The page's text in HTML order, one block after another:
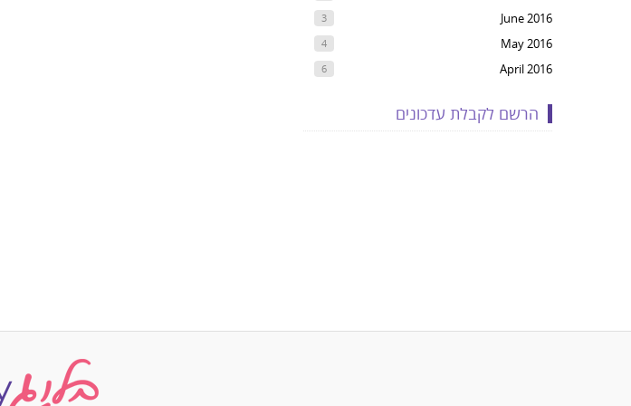
June 2016
3
May 2016
4
April 2016
6
הרשם לקבלת עדכונים